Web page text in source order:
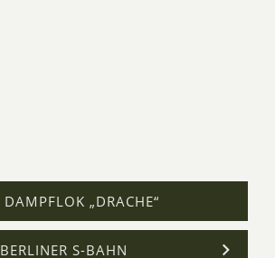
DAMPFLOK „DRACHE“
BERLINER S-BAHN